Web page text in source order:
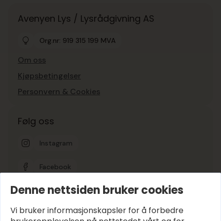
Avenyen Lys / Lysrådgivning AS
Org.nr: 919 315 199 MVA
Om oss
Kjøpsbetingelser
Personvern & Cookies
Følg oss
Instagram
Facebook
Google-vurdering
Denne nettsiden bruker cookies
Vi bruker informasjonskapsler for å forbedre